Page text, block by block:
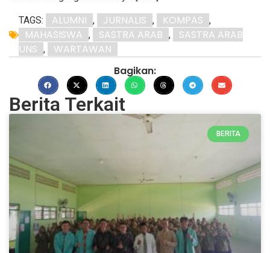
TAGS: ALUMNI , JURNALIS , KOMPAS ,
MAHASISWA , SASTRA ARAB ,
SASTRA ARAB
UNS ,
WARTAWAN
Bagikan:
Berita Terkait
BERITA